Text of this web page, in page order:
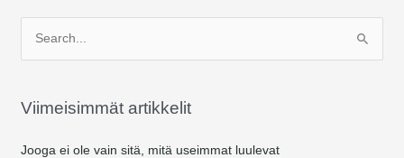
Viimeisimmät artikkelit
Jooga ei ole vain sitä, mitä useimmat luulevat